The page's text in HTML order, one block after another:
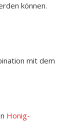
können.
mit dem
Honig-